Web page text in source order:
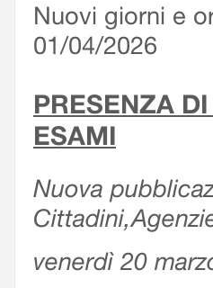
Nuovi giorni e
01/04/2026
PRESENZA
ESAMI
Nuova
venerdì 20